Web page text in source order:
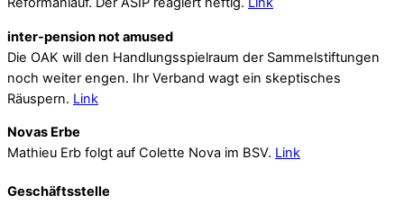
inter-pension not amused
Die OAK will den Handlungsspielraum der Sammelstiftungen
noch weiter engen. Ihr Verband wagt ein skeptisches
Räuspern. Link
Novas Erbe
Mathieu Erb folgt auf Colette Nova im BSV. Link
Geschäftsstelle